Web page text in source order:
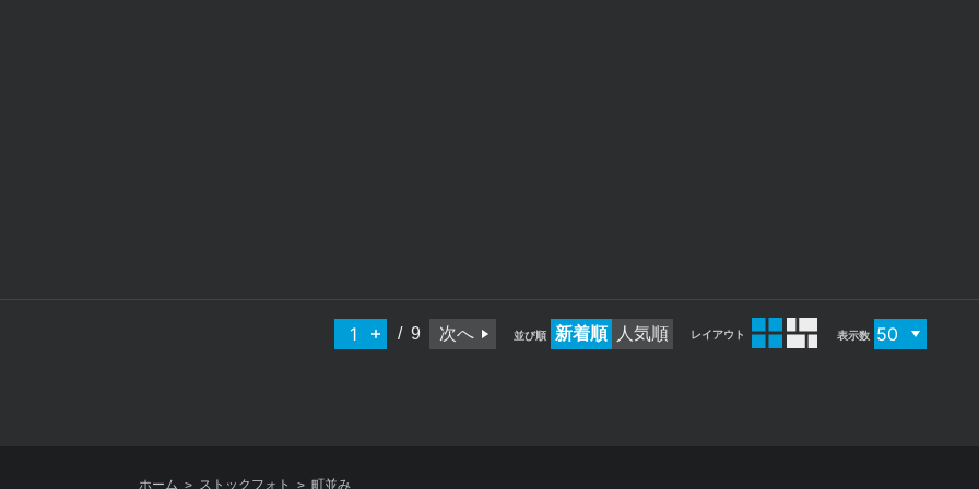
9 次へ 並び順 新着順 人気順 レイアウト 表示数
ホーム > ストックフォト > 町並み